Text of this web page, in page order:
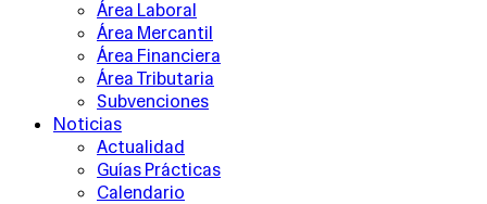
Área Laboral
Área Mercantil
Área Financiera
Área Tributaria
Subvenciones
Noticias
Actualidad
Guías Prácticas
Calendario